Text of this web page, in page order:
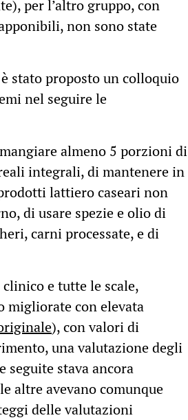
per l’altro gruppo, con
non sono state
stato proposto un colloquio
nel seguire le
almeno 5 porzioni di
integrali, di mantenere in
lattiero caseari non
di usare spezie e olio di
carni processate, e di
e tutte le scale,
migliorate con elevata
), con valori di
una valutazione degli
seguite stava ancora
altre avevano comunque
delle valutazioni